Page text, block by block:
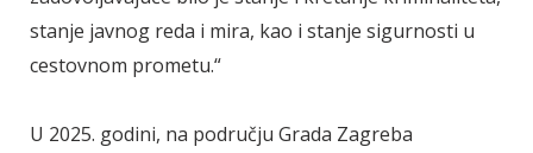
stanje javnog reda i mira, kao i stanje sigurnosti u
cestovnom prometu.“
U 2025. godini, na području Grada Zagreba